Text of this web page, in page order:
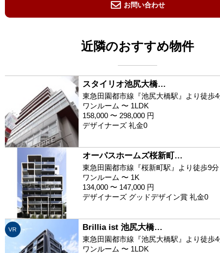
お問い合わせ
近隣のおすすめ物件
スタイリオ池尻大橋…
東急田園都市線『池尻大橋駅』より徒歩
ワンルーム 〜 1LDK
158,000 〜 298,000 円
デザイナーズ 礼金0
オーパスホームズ桜新町…
東急田園都市線『桜新町駅』より徒歩9分
ワンルーム 〜 1K
134,000 〜 147,000 円
デザイナーズ グッドデザイン賞 礼金0
VR Brillia ist 池尻大橋…
東急田園都市線『池尻大橋駅』より徒歩
ワンルーム 〜 1LDK